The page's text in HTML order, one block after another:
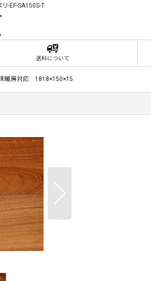
-EF-SA150S-T
送料について
暖房対応 1818×150×15